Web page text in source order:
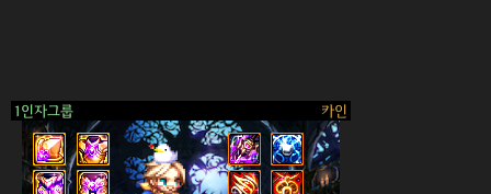
1인자그룹 카인